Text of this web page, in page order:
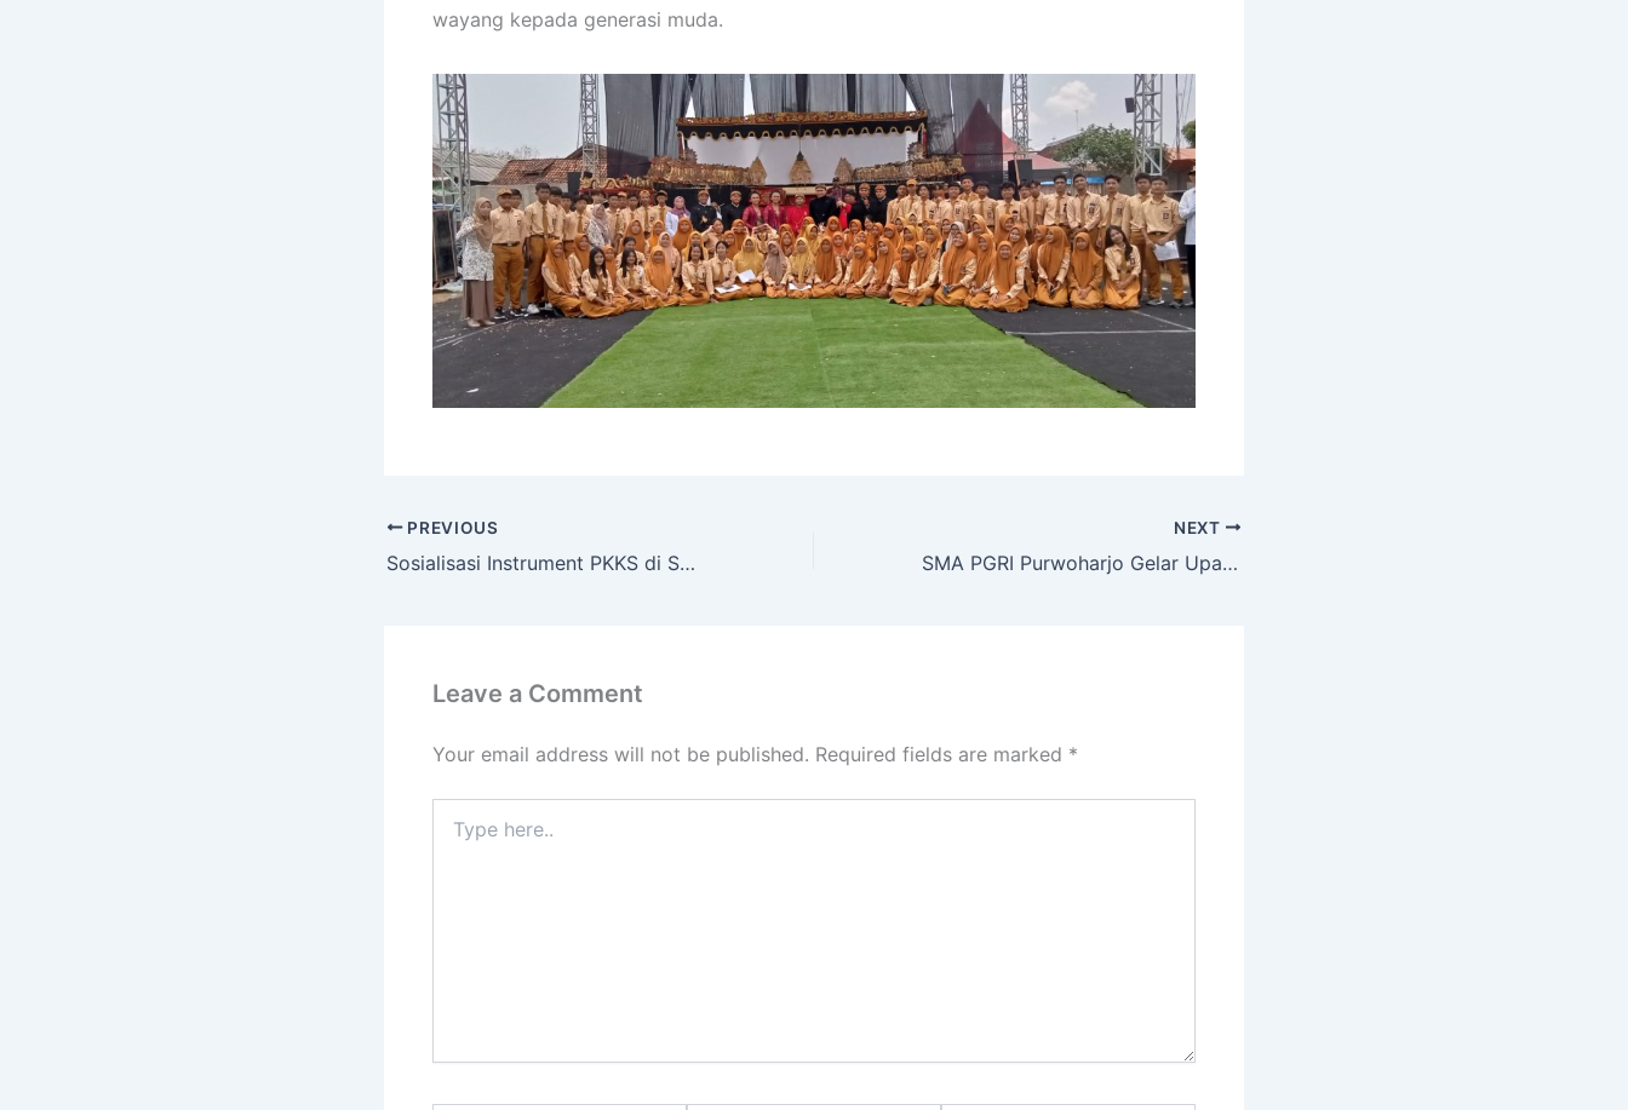
wayang kepada generasi muda.
PREVIOUS
Sosialisasi Instrument PKKS di SMAN 1 Bangorejo
NEXT
SMA PGRI Purwoharjo Gelar Upacara Peringatan Hari Pahlawan, Ajak Siswa Lanjutkan Perjuangan Para Pahlawan
Leave a Comment
Your email address will not be published. Required fields are marked *
here..